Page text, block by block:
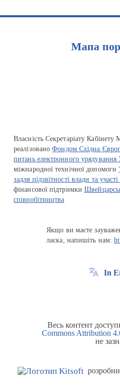
Мапа
Власність Секретаріату Кабінету
реалізованоФондом Східна
питань електронного урядування
міжнародної технічної допомоги
задля підзвітності влади та
фінансової підтримки
співробітництва
Якщо ви маєте
ласка, напишіть нам:
In
Весь контент
Commons Attribution
не